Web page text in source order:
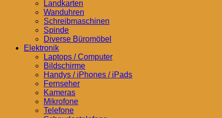
Landkarten
Wanduhren
Schreibmaschinen
Spinde
Diverse Büromöbel
Elektronik
Laptops / Computer
Bildschirme
Handys / iPhones / iPads
Fernseher
Kameras
Mikrofone
Telefone